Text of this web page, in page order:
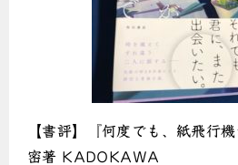
【書評】『何度でも、紙飛行
密著 KADOKAWA